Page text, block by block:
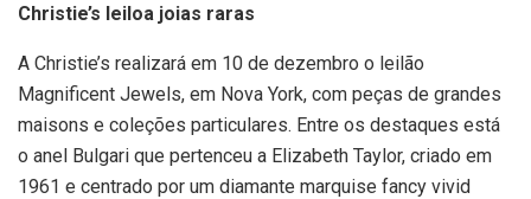
Christie’s leiloa joias raras
A Christie’s realizará em 10 de dezembro o leilão
Magnificent Jewels, em Nova York, com peças de grandes
maisons e coleções particulares. Entre os destaques está
o anel Bulgari que pertenceu a Elizabeth Taylor, criado em
1961 e centrado por um diamante marquise fancy vivid